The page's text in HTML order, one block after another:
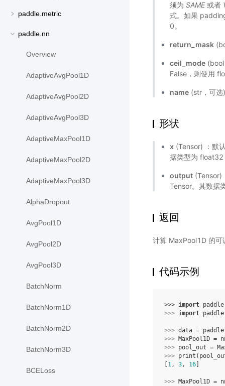
paddle.metric
paddle.nn
Overview
AdaptiveAvgPool1D
AdaptiveAvgPool2D
AdaptiveAvgPool3D
AdaptiveMaxPool1D
AdaptiveMaxPool2D
AdaptiveMaxPool3D
AlphaDropout
AvgPool1D
AvgPool2D
AvgPool3D
BatchNorm
BatchNorm1D
BatchNorm2D
BatchNorm3D
BCELoss
须为SAME或者
式。如果
0。
return_mask
ceil_mode
False，则使用
name (str，可
形状
x (Tensor) ：默
据类型为
output (Tensor)
Tensor。其数据
返回
计算 MaxPool1D 的可
代码示例
>>> import paddle
>>> import
>>> data = paddle
>>> MaxPool1D =
>>> pool_out =
>>> print (
1, 3, 16
>>> MaxPool1D =